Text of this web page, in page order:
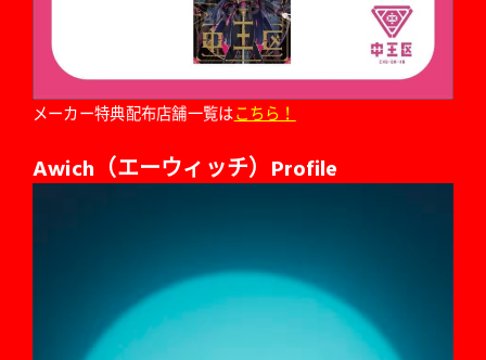
メーカー特典配布店舗一覧はこちら！
Awich（エーウィッチ）Profile